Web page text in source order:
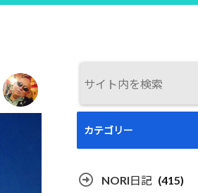
カテゴリー
NORI日記 (415)